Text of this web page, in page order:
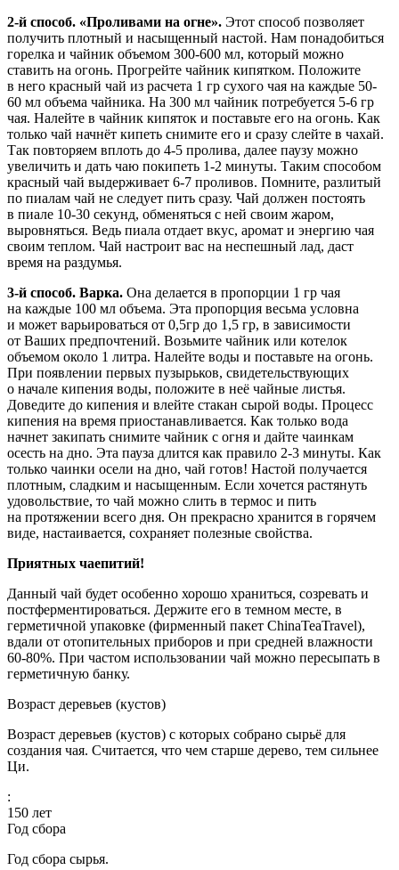
2-й способ. «Проливами на огне». Этот способ позволяет
получить плотный и насыщенный настой. Нам понадобиться
горелка и чайник объемом 300-600 мл, который можно
ставить на огонь. Прогрейте чайник кипятком. Положите
в него красный чай из расчета 1 гр сухого чая на каждые 50-
60 мл объема чайника. На 300 мл чайник потребуется 5-6 гр
чая. Налейте в чайник кипяток и поставьте его на огонь. Как
только чай начнёт кипеть снимите его и сразу слейте в чахай.
Так повторяем вплоть до 4-5 пролива, далее паузу можно
увеличить и дать чаю покипеть 1-2 минуты. Таким способом
красный чай выдерживает 6-7 проливов. Помните, разлитый
по пиалам чай не следует пить сразу. Чай должен постоять
в пиале 10-30 секунд, обменяться с ней своим жаром,
выровняться. Ведь пиала отдает вкус, аромат и энергию чая
своим теплом. Чай настроит вас на неспешный лад, даст
время на раздумья.
3-й способ. Варка. Она делается в пропорции 1 гр чая
на каждые 100 мл объема. Эта пропорция весьма условна
и может варьироваться от 0,5гр до 1,5 гр, в зависимости
от Ваших предпочтений. Возьмите чайник или котелок
объемом около 1 литра. Налейте воды и поставьте на огонь.
При появлении первых пузырьков, свидетельствующих
о начале кипения воды, положите в неё чайные листья.
Доведите до кипения и влейте стакан сырой воды. Процесс
кипения на время приостанавливается. Как только вода
начнет закипать снимите чайник с огня и дайте чаинкам
осесть на дно. Эта пауза длится как правило 2-3 минуты. Как
только чаинки осели на дно, чай готов! Настой получается
плотным, сладким и насыщенным. Если хочется растянуть
удовольствие, то чай можно слить в термос и пить
на протяжении всего дня. Он прекрасно хранится в горячем
виде, настаивается, сохраняет полезные свойства.
Приятных чаепитий!
Данный чай будет особенно хорошо храниться, созревать и
постферментироваться. Держите его в темном месте, в
герметичной упаковке (фирменный пакет ChinaTeaTravel),
вдали от отопительных приборов и при средней влажности
60-80%. При частом использовании чай можно пересыпать в
герметичную банку.
Возраст деревьев (кустов)
Возраст деревьев (кустов) с которых собрано сырьё для
создания чая. Считается, что чем старше дерево, тем сильнее
Ци.
:
150 лет
Год сбора
Год сбора сырья.